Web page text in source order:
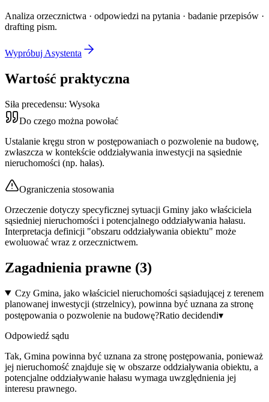
Analiza orzecznictwa · odpowiedzi na pytania · badanie przepisów ·
drafting pism.
Wypróbuj Asystenta
Wartość praktyczna
Siła precedensu: Wysoka
Do czego można powołać
Ustalanie kręgu stron w postępowaniach o pozwolenie na budowę,
zwłaszcza w kontekście oddziaływania inwestycji na sąsiednie
nieruchomości (np. hałas).
Ograniczenia stosowania
Orzeczenie dotyczy specyficznej sytuacji Gminy jako właściciela
sąsiedniej nieruchomości i potencjalnego oddziaływania hałasu.
Interpretacja definicji "obszaru oddziaływania obiektu" może
ewoluować wraz z orzecznictwem.
Zagadnienia prawne (3)
Czy Gmina, jako właściciel nieruchomości sąsiadującej z terenem
planowanej inwestycji (strzelnicy), powinna być uznana za stronę
postępowania o pozwolenie na budowę?Ratio decidendi▾
Odpowiedź sądu
Tak, Gmina powinna być uznana za stronę postępowania, ponieważ
jej nieruchomość znajduje się w obszarze oddziaływania obiektu, a
potencjalne oddziaływanie hałasu wymaga uwzględnienia jej
interesu prawnego.